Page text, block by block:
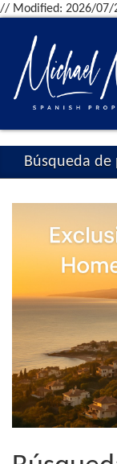
// Modified: 2026/07/
Búsqueda